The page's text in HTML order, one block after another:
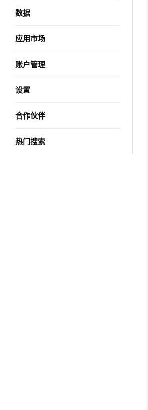
数据
应用市场
账户管理
设置
合作伙伴
热门搜索